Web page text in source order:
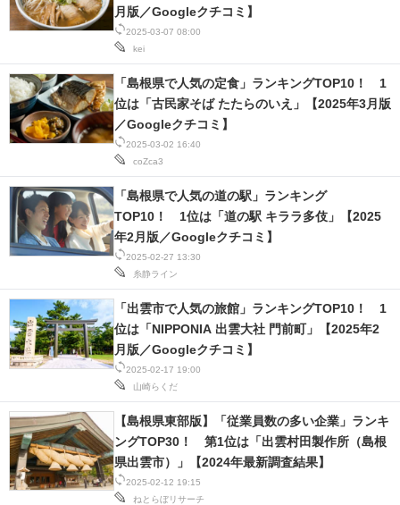
好きが集まる 比べて選べる
AI活用のいまが分かる
企業ITのトレンドを詳説
経営リーダーのコミュニティ
マーケ×ITの今がよく分かる
ITエンジニア向け専門サイト
企業向けIT製品の総合サイト
IT製品の技術・比較・事例
製造業のIT導入・活用を支援
モノづくり技術者専門サイト
エレクトロニクス専門サイト
電子設計の基本と応用
2025-03-07 08:00
kei
月版／Googleクチコミ】
2025-03-02 16:40
coZca3
「島根県で人気の定食」ランキングTOP10！ 1
位は「古民家そば たたらのいえ」【2025年3月版
／Googleクチコミ】
2025-02-27 13:30
糸静ライン
「島根県で人気の道の駅」ランキング
TOP10！ 1位は「道の駅 キララ多伎」【2025
年2月版／Googleクチコミ】
2025-02-17 19:00
山崎らくだ
「出雲市で人気の旅館」ランキングTOP10！ 1
位は「NIPPONIA 出雲大社 門前町」【2025年2
月版／Googleクチコミ】
2025-02-12 19:15
ねとらぼリサーチ
【島根県東部版】「従業員数の多い企業」ランキ
ングTOP30！ 第1位は「出雲村田製作所（島根
県出雲市）」【2024年最新調査結果】